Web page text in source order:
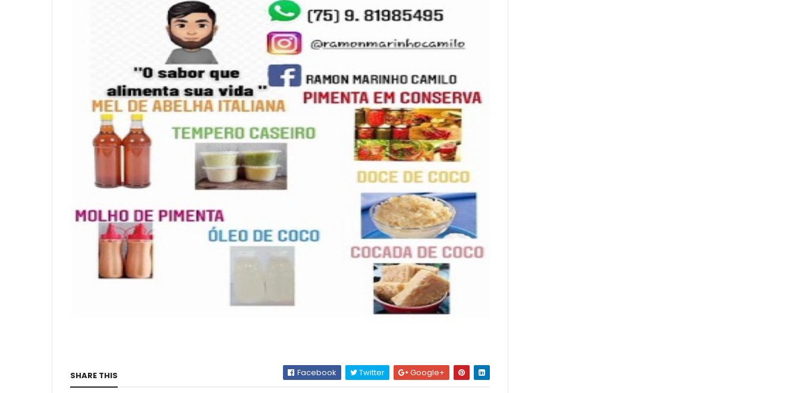
SHARE THIS Facebook Twitter Google+